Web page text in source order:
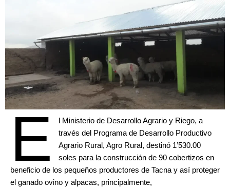
E
l Ministerio de Desarrollo Agrario y Riego, a
través del Programa de Desarrollo Productivo
Agrario Rural, Agro Rural, destinó 1’530.00
soles para la construcción de 90 cobertizos en
beneficio de los pequeños productores de Tacna y así proteger
el ganado ovino y alpacas, principalmente,